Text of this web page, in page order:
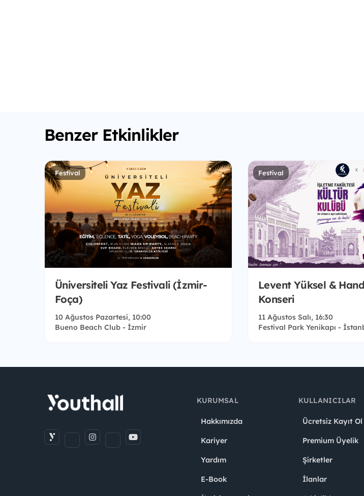
Benzer Etkinlikler
Festival
Üniversiteli Yaz Festivali (İzmir-
Foça)
10 Ağustos Pazartesi, 10:00
Bueno Beach Club - İzmir
Festival
Levent Yüksel &
Konseri
11 Ağustos Salı, 16:30
Festival Park Yenikapı -
KURUMSAL
Hakkımızda
Kariyer
Yardım
E-Book
KULLANICILAR
Ücretsiz Kayıt Ol
Premium Üyelik
Şirketler
İlanlar